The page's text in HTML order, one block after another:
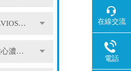
SOIL係列XVDEVIOS最新版APP下载
Mars係列真空離心濃縮儀
在線交流
電話